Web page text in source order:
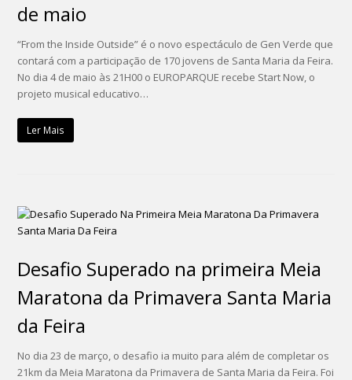
de maio
“From the Inside Outside” é o novo espectáculo de Gen Verde que
contará com a participação de 170 jovens de Santa Maria da Feira.
No dia 4 de maio às 21H00 o EUROPARQUE recebe Start Now, o
projeto musical educativo…
Ler Mais
Desafio Superado na primeira Meia
Maratona da Primavera Santa Maria
da Feira
No dia 23 de março, o desafio ia muito para além de completar os
21km da Meia Maratona da Primavera de Santa Maria da Feira. Foi